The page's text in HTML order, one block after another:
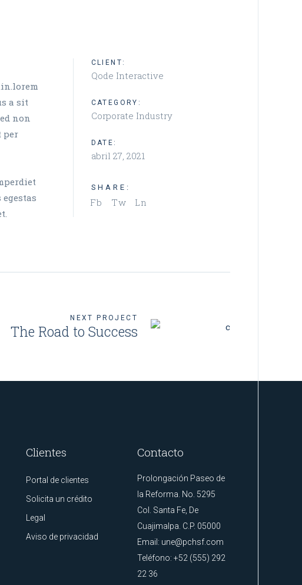
a sit
non
per
CLIENT:
Qode Interactive
CATEGORY:
Corporate Industry
DATE:
abril 27, 2021
SHARE:
Fb Tw Ln
NEXT PROJECT
The Road to Success
Clientes
Portal de clientes
Solicita un crédito
Legal
Aviso de privacidad
Contacto
Prolongación Paseo de
la Reforma. No. 5295
Col. Santa Fe, De
Cuajimalpa. C.P. 05000
Email: une@pchsf.com
Teléfono: +52 (555) 292
22 36